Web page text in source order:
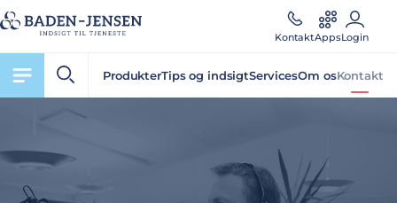
KontaktAppsLogin
ProdukterTips og indsigtServicesOm osKontakt